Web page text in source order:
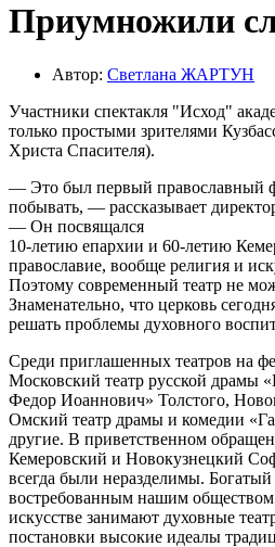
Приумножили
Автор: Светлана ЖАРТУН
Участники спектакля "Исход"
только простыми зрителями
Христа Спасителя).
— Это был первый православный
побывать, — рассказывает
— Он посвящался
10-летию епархии и 60-летию
православие, вообще религия и
Поэтому современный театр не
Знаменательно, что церковь
решать проблемы духовного
Среди приглашенных театров на
Московский театр русской драмы
Федор Иоаннович» Толстого,
Омский театр драмы и комедии
другие. В приветственном
Кемеровский и Новокузнецкий
всегда были неразделимы.
востребованным нашим
искусстве занимают духовные
постановки высокие идеалы